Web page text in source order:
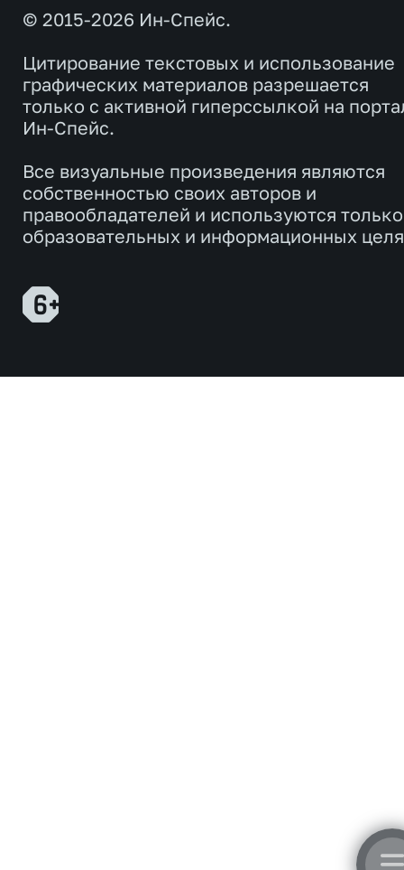
© 2015-2026 Ин-Спейс.
Цитирование текстовых и использование
графических материалов разрешается
только с активной гиперссылкой на
Ин-Спейс.
Все визуальные произведения являются
собственностью своих авторов и
правообладателей и используются
образовательных и информационных